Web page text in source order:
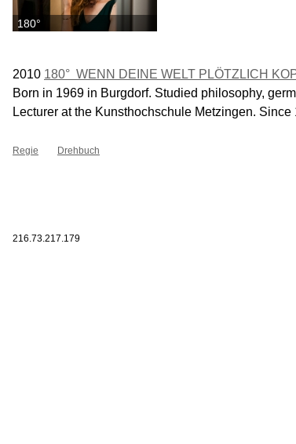
180°
2010 180°  WENN DEINE WELT PLÖTZLICH
Born in 1969 in Burgdorf. Studied philosophy,
Lecturer at the Kunsthochschule Metzingen.
Regie Drehbuch
216.73.217.179